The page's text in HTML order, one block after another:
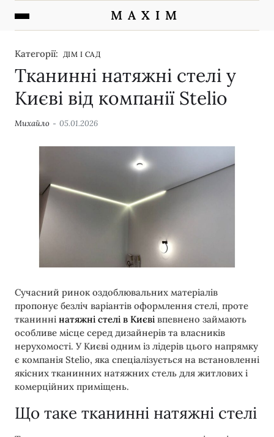
M A X I M
Категорії: ДІМ І САД
Тканинні натяжні стелі у
Києві від компанії Stelio
Михайло 05.01.2026
Сучасний ринок оздоблювальних матеріалів
пропонує безліч варіантів оформлення стелі, проте
тканинні натяжні стелі в Києві впевнено займають
особливе місце серед дизайнерів та власників
нерухомості. У Києві одним із лідерів цього напрямку
є компанія Stelio, яка спеціалізується на встановленні
якісних тканинних натяжних стель для житлових і
комерційних приміщень.
Що таке тканинні натяжні стелі